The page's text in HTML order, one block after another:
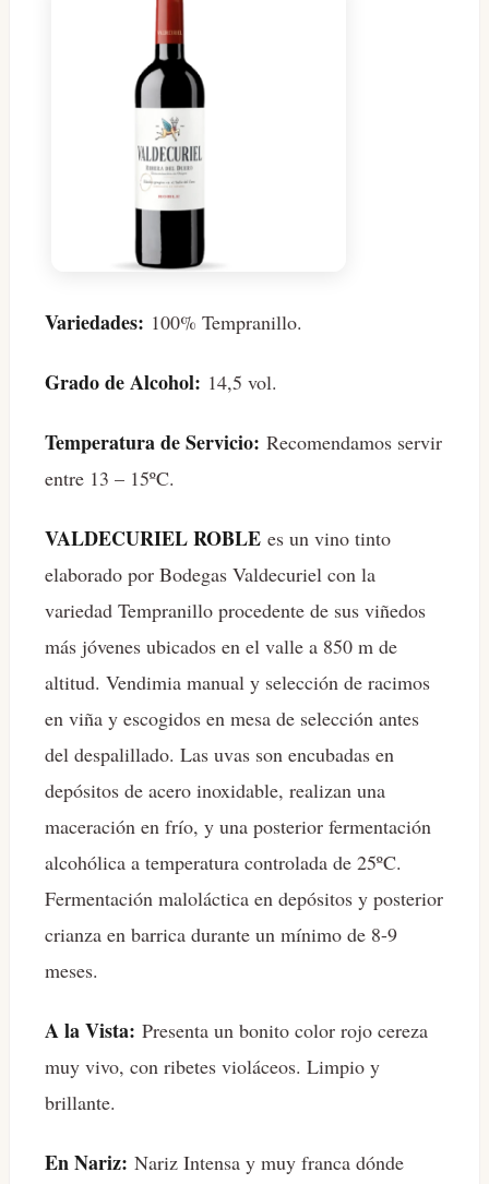
Variedades: 100% Tempranillo.
Grado de Alcohol: 14,5 vol.
Temperatura de Servicio: Recomendamos servir
entre 13 – 15ºC.
VALDECURIEL ROBLE es un vino tinto
elaborado por Bodegas Valdecuriel con la
variedad Tempranillo procedente de sus viñedos
más jóvenes ubicados en el valle a 850 m de
altitud. Vendimia manual y selección de racimos
en viña y escogidos en mesa de selección antes
del despalillado. Las uvas son encubadas en
depósitos de acero inoxidable, realizan una
maceración en frío, y una posterior fermentación
alcohólica a temperatura controlada de 25ºC.
Fermentación maloláctica en depósitos y posterior
crianza en barrica durante un mínimo de 8-9
meses.
A la Vista: Presenta un bonito color rojo cereza
muy vivo, con ribetes violáceos. Limpio y
brillante.
En Nariz: Nariz Intensa y muy franca dónde